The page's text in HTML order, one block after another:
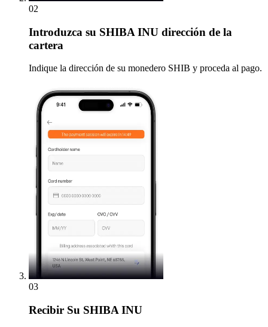
02
Introduzca su SHIBA INU dirección de la
cartera
Indique la dirección de su monedero SHIB y proceda al pago.
03
Recibir Su SHIBA INU